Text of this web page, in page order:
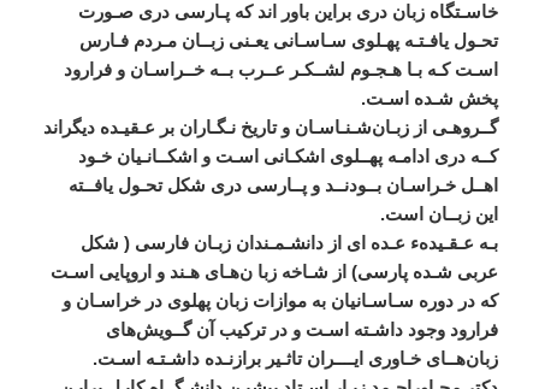
خاسـتگاه زبان دری براين باور اند که پـارسی دری صـورت
تحـول يافـتـه پهـلوی سـاسـانی يعـنی زبــان مـردم فـارس
اسـت کـه بـا هـجـوم لشــکـر عــرب بــه خــراسـان و فرارود
پخش شـده اسـت.
گــروهـی از زبـانشـنـاسـان و تاريخ ‌نـگـاران بر عـقيـده ديگراند
کــه دری ادامـه پهــلوی اشکـانی اسـت و اشکــانـيان خـود
اهــل خـراسـان بــودنــد و پــارسی دری شکل تحـول يافــته
اين زبــان است.
بـه عـقـيدهء عـده ای از دانشـمـندان زبـان فارسی ( شکل
عربی شـده پارسی) از شـاخه زبا نهـای هـند و اروپايی اسـت
که در دوره سـاسـانيان به موازات زبان پهلوی در خراسـان و
فرارود وجود داشـته اسـت و در ترکيب آن گــويشهای
زبانهــای خـاوری ايــــران تاثـير برازنـده داشـتـه اسـت.